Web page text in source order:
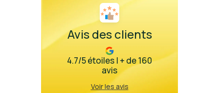
Avis des clients
4.7/5 étoiles | + de 160
avis
Voir les avis